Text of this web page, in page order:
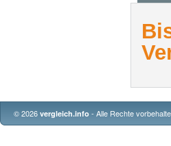
© 2026 vergleich.info - Alle Rechte